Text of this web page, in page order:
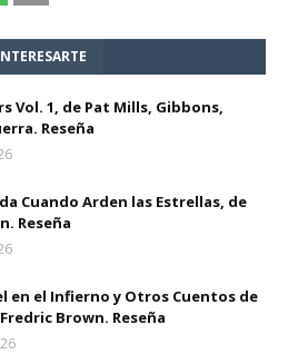
Vol. 1, de Pat Mills, Gibbons,
Reseña
Cuando Arden las Estrellas, de
Reseña
en el Infierno y Otros Cuentos de
Brown. Reseña